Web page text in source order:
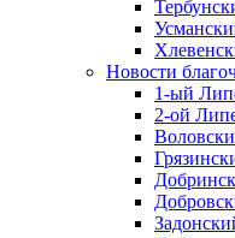
Новости
1-ый
2-ой